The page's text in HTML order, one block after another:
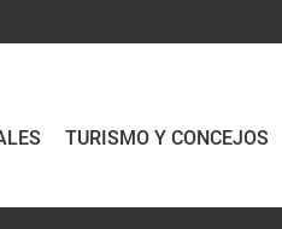
TURISMO Y CONCEJOS